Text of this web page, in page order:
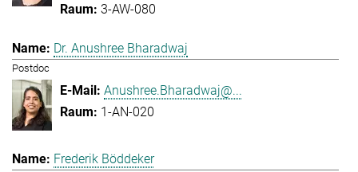
3-AW-080
Dr. Anushree Bharadwaj
Postdoc
Anushree.Bharadwaj@...
1-AN-020
Frederik Böddeker